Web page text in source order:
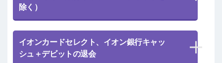
除く）
イオンカードセレクト、イオン銀行キャッ
シュ＋デビットの退会